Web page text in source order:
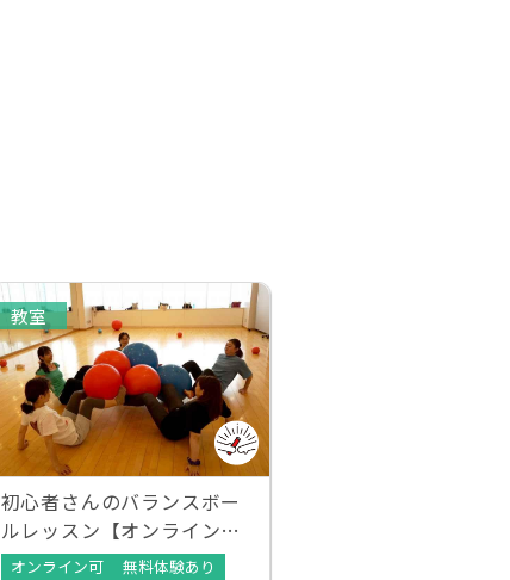
教室
初心者さんのバランスボー
ルレッスン【オンラインレ
ッスンあり】
オンライン可
無料体験あり